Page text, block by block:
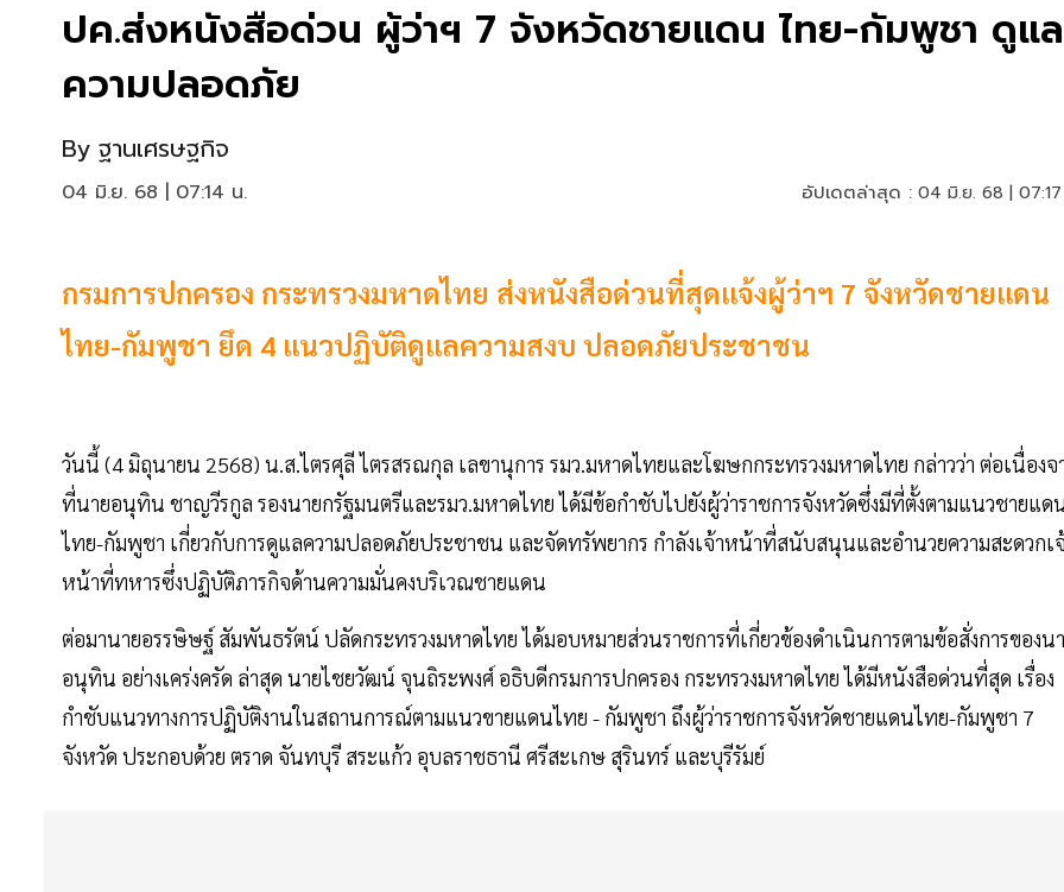
ปค.ส่งหนังสือด่วน ผู้ว่าฯ 7 จังหวัดชายแดน ไทย-กัมพูชา ดูแล
ความปลอดภัย
By ฐานเศรษฐกิจ
04 มิ.ย. 68 | 07:14 น. อัปเดตล่าสุด : 04 มิ.ย. 68 |
กรมการปกครอง กระทรวงมหาดไทย ส่งหนังสือด่วนที่สุดแจ้งผู้ว่าฯ 7 จังหวัดชายแดน
ไทย-กัมพูชา ยึด 4 แนวปฏิบัติดูแลความสงบ ปลอดภัยประชาชน
วันนี้ (4 มิถุนายน 2568) น.ส.ไตรศุลี ไตรสรณกุล เลขานุการ รมว.มหาดไทยและโฆษกกระทรวงมหาดไทย กล่าวว่า ต่อเนื่องจ
ที่นายอนุทิน ชาญวีรกูล รองนายกรัฐมนตรีและรมว.มหาดไทย ได้มีข้อกำชับไปยังผู้ว่าราชการจังหวัดซึ่งมีที่ตั้งตามแนวชายแด
ไทย-กัมพูชา เกี่ยวกับการดูแลความปลอดภัยประชาชน และจัดทรัพยากร กำลังเจ้าหน้าที่สนับสนุนและอำนวยความสะดวกเ
หน้าที่ทหารซึ่งปฏิบัติภารกิจด้านความมั่นคงบริเวณชายแดน
ต่อมานายอรรษิษฐ์ สัมพันธรัตน์ ปลัดกระทรวงมหาดไทย ได้มอบหมายส่วนราชการที่เกี่ยวข้องดำเนินการตามข้อสั่งการของน
อนุทิน อย่างเคร่งครัด ล่าสุด นายไชยวัฒน์ จุนถิระพงศ์ อธิบดีกรมการปกครอง กระทรวงมหาดไทย ได้มีหนังสือด่วนที่สุด เรื่อง
กำชับแนวทางการปฏิบัติงานในสถานการณ์ตามแนวขายแดนไทย - กัมพูชา ถึงผู้ว่าราชการจังหวัดชายแดนไทย-กัมพูชา 7
จังหวัด ประกอบด้วย ตราด จันทบุรี สระแก้ว อุบลราชธานี ศรีสะเกษ สุรินทร์ และบุรีรัมย์